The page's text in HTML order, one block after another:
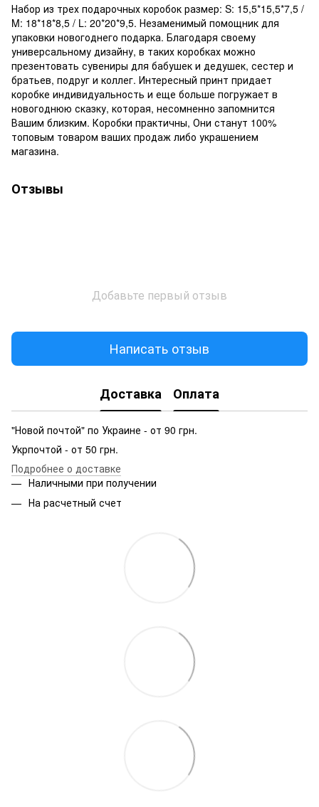
Набор из трех подарочных коробок размер: S: 15,5*15,5*7,5 /
M: 18*18*8,5 / L: 20*20*9,5. Незаменимый помощник для
упаковки новогоднего подарка. Благодаря своему
универсальному дизайну, в таких коробках можно
презентовать сувениры для бабушек и дедушек, сестер и
братьев, подруг и коллег. Интересный принт придает
коробке индивидуальность и еще больше погружает в
новогоднюю сказку, которая, несомненно запомнится
Вашим близким. Коробки практичны, Они станут 100%
топовым товаром ваших продаж либо украшением
магазина.
Отзывы
Добавьте первый отзыв
Написать отзыв
Доставка Оплата
"Новой почтой" по Украине - от 90 грн.
Укрпочтой - от 50 грн.
Подробнее о доставке
Наличными при получении
На расчетный счет